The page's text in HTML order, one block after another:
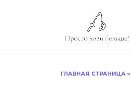
ГЛАВНАЯ СТРАНИЦА »